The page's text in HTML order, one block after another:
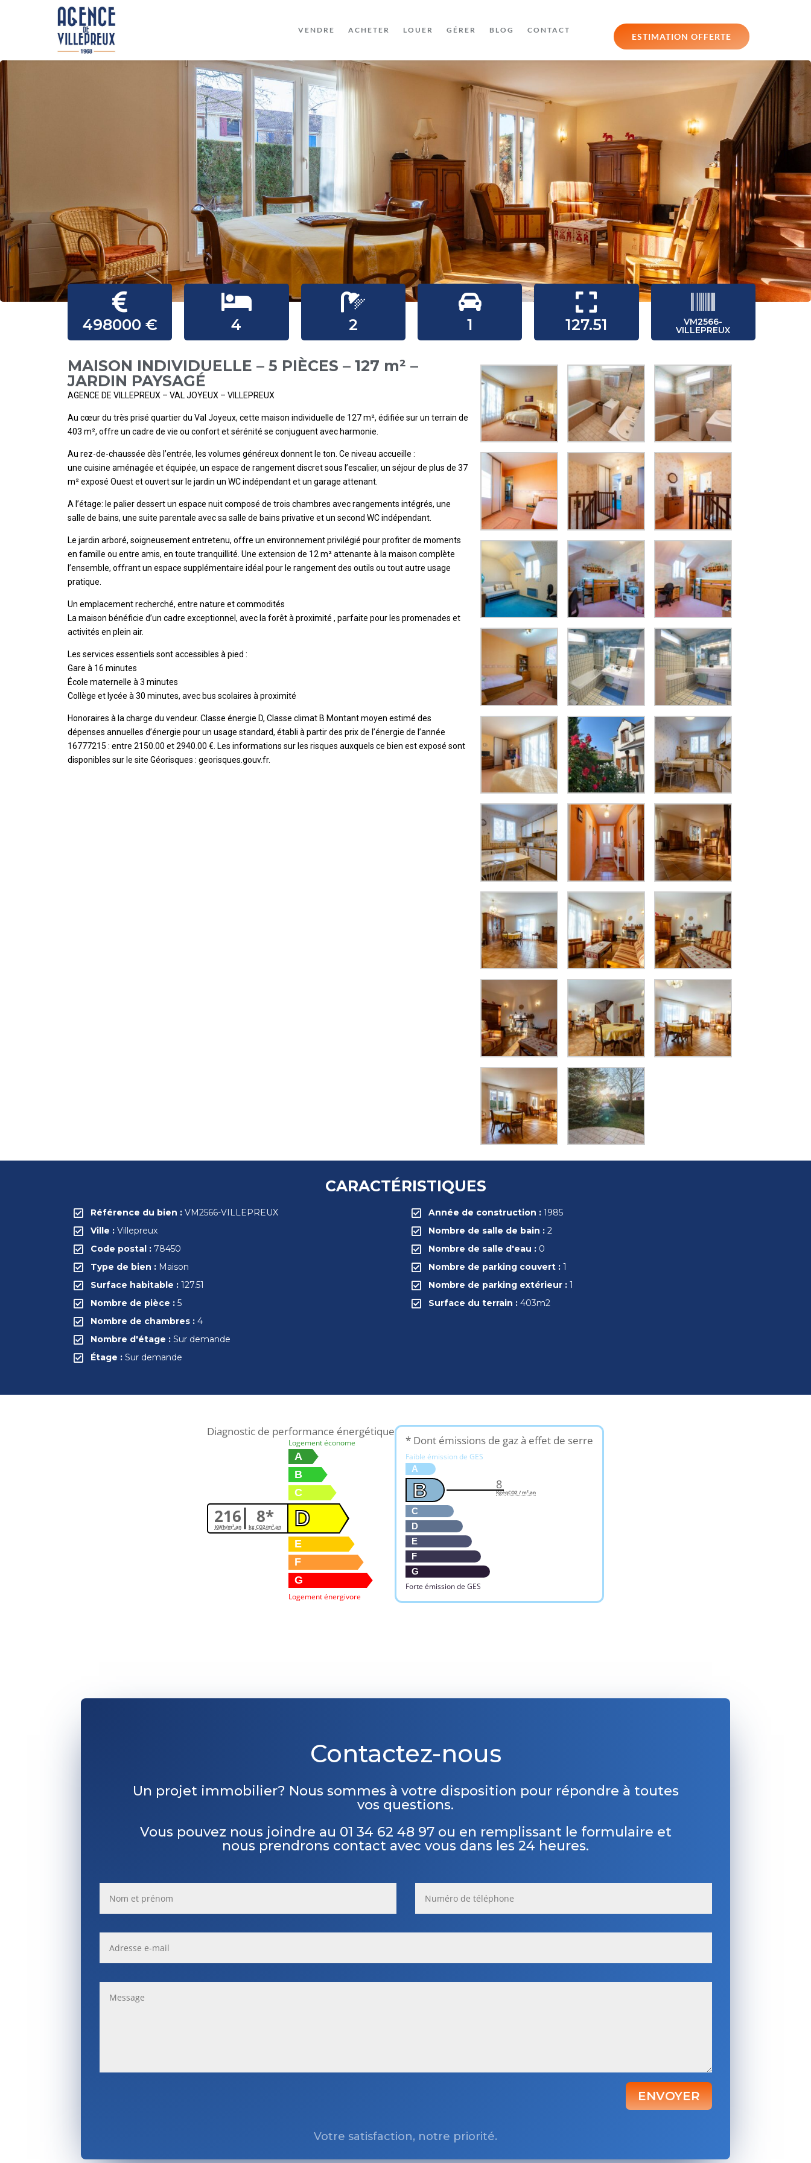
VENDRE ACHETER LOUER GÉRER BLOG CONTACT
ESTIMATION OFFERTE
498000 € 4 2 1 127.51 VM2566-
VILLEPREUX
MAISON INDIVIDUELLE – 5 PIÈCES – 127 m² –
JARDIN PAYSAGÉ
AGENCE DE VILLEPREUX – VAL JOYEUX – VILLEPREUX
Au cœur du très prisé quartier du Val Joyeux, cette maison individuelle de 127 m², édifiée sur un terrain de
403 m², offre un cadre de vie ou confort et sérénité se conjuguent avec harmonie.
Au rez-de-chaussée dès l’entrée, les volumes généreux donnent le ton. Ce niveau accueille :
une cuisine aménagée et équipée, un espace de rangement discret sous l’escalier, un séjour de plus de 37
m² exposé Ouest et ouvert sur le jardin un WC indépendant et un garage attenant.
A l’étage: le palier dessert un espace nuit composé de trois chambres avec rangements intégrés, une
salle de bains, une suite parentale avec sa salle de bains privative et un second WC indépendant.
Le jardin arboré, soigneusement entretenu, offre un environnement privilégié pour profiter de moments
en famille ou entre amis, en toute tranquillité. Une extension de 12 m² attenante à la maison complète
l’ensemble, offrant un espace supplémentaire idéal pour le rangement des outils ou tout autre usage
pratique.
Un emplacement recherché, entre nature et commodités
La maison bénéficie d’un cadre exceptionnel, avec la forêt à proximité , parfaite pour les promenades et
activités en plein air.
Les services essentiels sont accessibles à pied :
Gare à 16 minutes
École maternelle à 3 minutes
Collège et lycée à 30 minutes, avec bus scolaires à proximité
Honoraires à la charge du vendeur. Classe énergie D, Classe climat B Montant moyen estimé des
dépenses annuelles d’énergie pour un usage standard, établi à partir des prix de l’énergie de l’année
16777215 : entre 2150.00 et 2940.00 €. Les informations sur les risques auxquels ce bien est exposé sont
disponibles sur le site Géorisques : georisques.gouv.fr.
CARACTÉRISTIQUES
Référence du bien : VM2566-VILLEPREUX
Ville : Villepreux
Code postal : 78450
Type de bien : Maison
Surface habitable : 127.51
Nombre de pièce : 5
Nombre de chambres : 4
Nombre d'étage : Sur demande
Étage : Sur demande
Année de construction : 1985
Nombre de salle de bain : 2
Nombre de salle d'eau : 0
Nombre de parking couvert : 1
Nombre de parking extérieur : 1
Surface du terrain : 403m2
Diagnostic de performance énergétique
216
KWh/m².an 8*
kg CO2/m².an
Logement économe
A
B
C
D
E
F
G
Logement énergivore
* Dont émissions de gaz à effet de serre
Faible émission de GES
A
B
C
D
E
F
G
Forte émission de GES
8
KgéqCO2 / m².an
Contactez-nous
Un projet immobilier? Nous sommes à votre disposition pour répondre à toutes
vos questions.
Vous pouvez nous joindre au 01 34 62 48 97 ou en remplissant le formulaire et
nous prendrons contact avec vous dans les 24 heures.
ENVOYER
Votre satisfaction, notre priorité.